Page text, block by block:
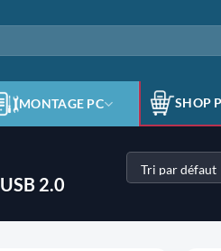
MONTAGE PC SHOP
USB 2.0